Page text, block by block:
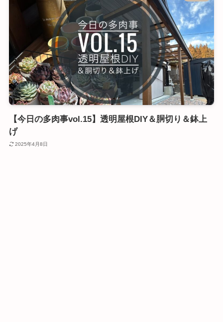
【今日の多肉事vol.15】透明屋根DIY＆胴切り＆鉢上
げ
2025年4月8日